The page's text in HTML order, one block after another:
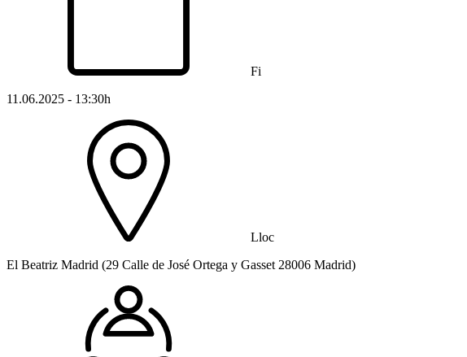
Fi
11.06.2025 - 13:30h
Lloc
El Beatriz Madrid (29 Calle de José Ortega y Gasset 28006 Madrid)